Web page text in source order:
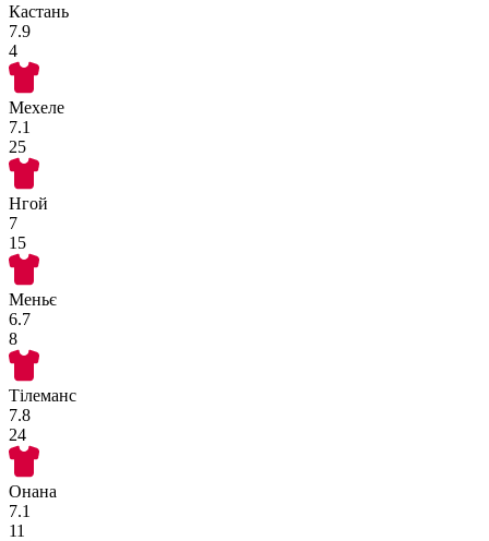
Кастань
7.9
4
Мехеле
7.1
25
Нгой
7
15
Меньє
6.7
8
Тілеманс
7.8
24
Онана
7.1
11